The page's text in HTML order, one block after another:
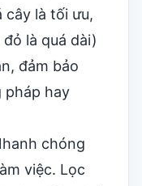
cây là tối ưu,
là quá dài)
đảm bảo
pháp hay
chóng
việc. Lọc